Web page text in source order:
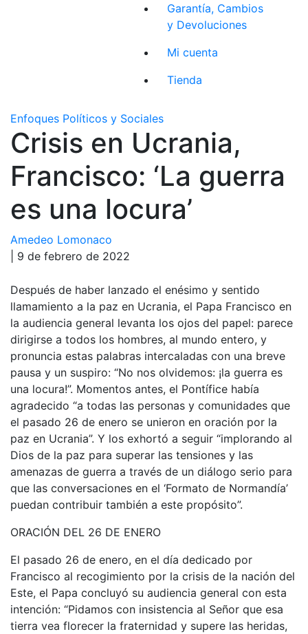
Garantía, Cambios
y Devoluciones
Mi cuenta
Tienda
Enfoques Políticos y Sociales
Crisis en Ucrania,
Francisco: ‘La guerra
es una locura’
Amedeo Lomonaco
| 9 de febrero de 2022
Después de haber lanzado el enésimo y sentido
llamamiento a la paz en Ucrania, el Papa Francisco en
la audiencia general levanta los ojos del papel: parece
dirigirse a todos los hombres, al mundo entero, y
pronuncia estas palabras intercaladas con una breve
pausa y un suspiro: “No nos olvidemos: ¡la guerra es
una locura!”. Momentos antes, el Pontífice había
agradecido “a todas las personas y comunidades que
el pasado 26 de enero se unieron en oración por la
paz en Ucrania”. Y los exhortó a seguir “implorando al
Dios de la paz para superar las tensiones y las
amenazas de guerra a través de un diálogo serio para
que las conversaciones en el ‘Formato de Normandía’
puedan contribuir también a este propósito”.
ORACIÓN DEL 26 DE ENERO
El pasado 26 de enero, en el día dedicado por
Francisco al recogimiento por la crisis de la nación del
Este, el Papa concluyó su audiencia general con esta
intención: “Pidamos con insistencia al Señor que esa
tierra vea florecer la fraternidad y supere las heridas,